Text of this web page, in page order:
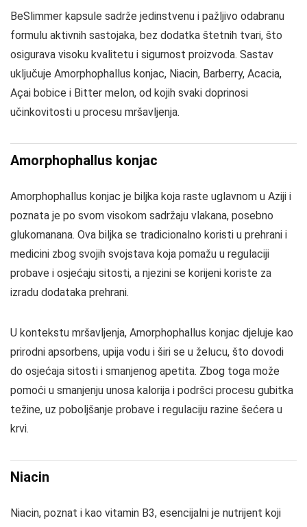
BeSlimmer kapsule sadrže jedinstvenu i pažljivo odabranu
formulu aktivnih sastojaka, bez dodatka štetnih tvari, što
osigurava visoku kvalitetu i sigurnost proizvoda. Sastav
uključuje Amorphophallus konjac, Niacin, Barberry, Acacia,
Açai bobice i Bitter melon, od kojih svaki doprinosi
učinkovitosti u procesu mršavljenja.
Amorphophallus konjac
Amorphophallus konjac je biljka koja raste uglavnom u Aziji i
poznata je po svom visokom sadržaju vlakana, posebno
glukomanana. Ova biljka se tradicionalno koristi u prehrani i
medicini zbog svojih svojstava koja pomažu u regulaciji
probave i osjećaju sitosti, a njezini se korijeni koriste za
izradu dodataka prehrani.
U kontekstu mršavljenja, Amorphophallus konjac djeluje kao
prirodni apsorbens, upija vodu i širi se u želucu, što dovodi
do osjećaja sitosti i smanjenog apetita. Zbog toga može
pomoći u smanjenju unosa kalorija i podršci procesu gubitka
težine, uz poboljšanje probave i regulaciju razine šećera u
krvi.
Niacin
Niacin, poznat i kao vitamin B3, esencijalni je nutrijent koji